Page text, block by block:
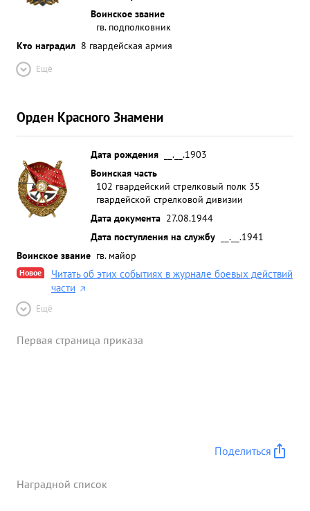
Воинское звание
гв. подполковник
Кто наградил 8 гвардейская армия
Ещё
Орден Красного Знамени
Дата рождения
__.__.1903
Воинская часть
102 гвардейский стрелковый полк 35
гвардейской стрелковой дивизии
Дата документа 27.08.1944
Дата поступления на службу
__.__.1941
Воинское звание гв. майор
Новое
Читать об этих событиях в журнале боевых действий
части
Ещё
Первая страница приказа
Поделиться
Наградной список